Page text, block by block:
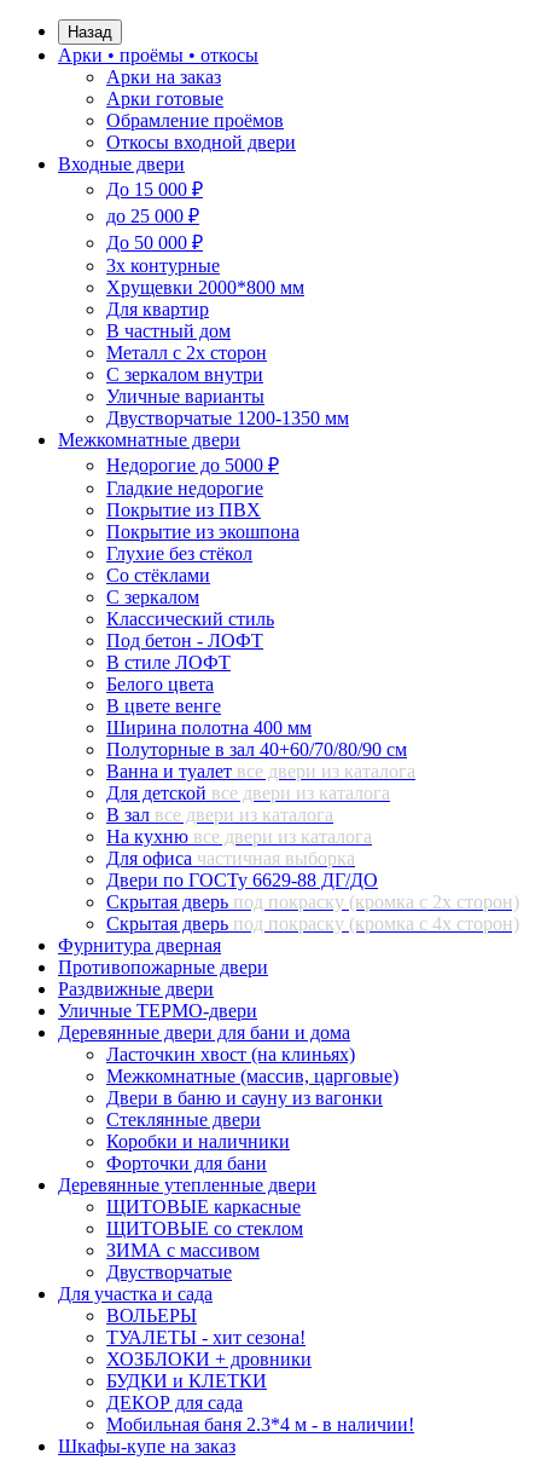
Назад
Арки • проёмы • откосы
Арки на заказ
Арки готовые
Обрамление проёмов
Откосы входной двери
Входные двери
До 15 000 ₽
до 25 000 ₽
До 50 000 ₽
3х контурные
Хрущевки 2000*800 мм
Для квартир
В частный дом
Металл с 2х сторон
С зеркалом внутри
Уличные варианты
Двустворчатые 1200-1350 мм
Межкомнатные двери
Недорогие до 5000 ₽
Гладкие недорогие
Покрытие из ПВХ
Покрытие из экошпона
Глухие без стёкол
Со стёклами
С зеркалом
Классический стиль
Под бетон - ЛОФТ
В стиле ЛОФТ
Белого цвета
В цвете венге
Ширина полотна 400 мм
Полуторные в зал 40+60/70/80/90 см
Ванна и туалет все двери из каталога
Для детской все двери из каталога
В зал все двери из каталога
На кухню все двери из каталога
Для офиса частичная выборка
Двери по ГОСТу 6629-88 ДГ/ДО
Скрытая дверь под покраску (кромка с 2х сторон)
Скрытая дверь под покраску (кромка с 4х сторон)
Фурнитура дверная
Противопожарные двери
Раздвижные двери
Уличные ТЕРМО-двери
Деревянные двери для бани и дома
Ласточкин хвост (на клиньях)
Межкомнатные (массив, царговые)
Двери в баню и сауну из вагонки
Стеклянные двери
Коробки и наличники
Форточки для бани
Деревянные утепленные двери
ЩИТОВЫЕ каркасные
ЩИТОВЫЕ со стеклом
ЗИМА с массивом
Двустворчатые
Для участка и сада
ВОЛЬЕРЫ
ТУАЛЕТЫ - хит сезона!
ХОЗБЛОКИ + дровники
БУДКИ и КЛЕТКИ
ДЕКОР для сада
Мобильная баня 2.3*4 м - в наличии!
Шкафы-купе на заказ